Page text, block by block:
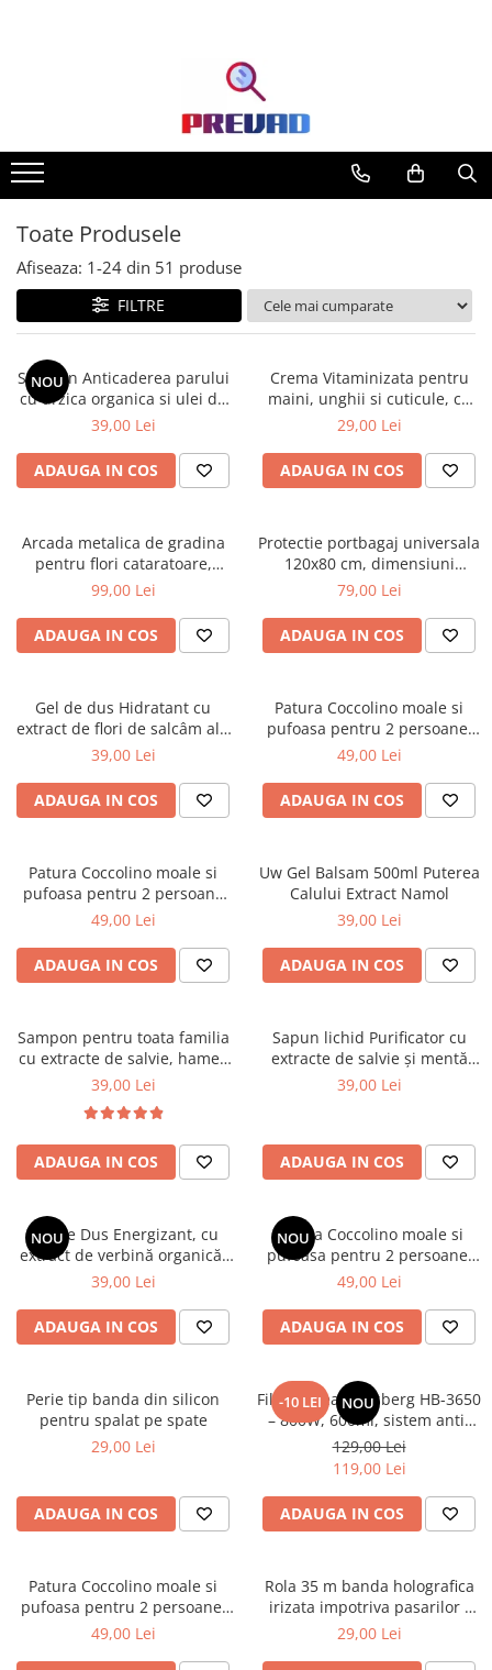
Toate Produsele
Afiseaza: 1-24 din 51 produse
FILTRE
NOU
Sampon Anticaderea parului
cu urzica organica si ulei de
ricin Cosmeplant, 1000 ml
39,00 Lei
ADAUGA IN COS
Crema Vitaminizata pentru
maini, unghii si cuticule, cu
extracte de fructe de padure
29,00 Lei
ADAUGA IN COS
Arcada metalica de gradina
pentru flori cataratoare,
240x140x38 cm
99,00 Lei
ADAUGA IN COS
Protectie portbagaj universala
120x80 cm, dimensiuni
ajustabile, negru
79,00 Lei
ADAUGA IN COS
Gel de dus Hidratant cu
extract de flori de salcâm alb
organic Cosmeplant, 1000 ml
39,00 Lei
ADAUGA IN COS
Patura Coccolino moale si
pufoasa pentru 2 persoane,
200X230 cm, Verde
49,00 Lei
ADAUGA IN COS
Patura Coccolino moale si
pufoasa pentru 2 persoane
200X230 cm Bej
49,00 Lei
ADAUGA IN COS
Uw Gel Balsam 500ml Puterea
Calului Extract Namol
39,00 Lei
ADAUGA IN COS
Sampon pentru toata familia
cu extracte de salvie, hamei,
nuca, romanita, lavanda,
Cosmeplant, 1000 ml
39,00 Lei
ADAUGA IN COS
Sapun lichid Purificator cu
extracte de salvie și mentă
organice, 1000 ml
39,00 Lei
ADAUGA IN COS
NOU
Gel de Dus Energizant, cu
extract de verbină organică,
1000 ml
39,00 Lei
ADAUGA IN COS
NOU
Patura Coccolino moale si
pufoasa pentru 2 persoane,
200X230 cm, Maro deschis
49,00 Lei
ADAUGA IN COS
Perie tip banda din silicon
pentru spalat pe spate
29,00 Lei
ADAUGA IN COS
-10 LEI NOU
Filtru cafea Hausberg HB-3650
– 800W, 600ml, sistem anti-
picurare, negru
129,00 Lei
119,00 Lei
ADAUGA IN COS
Patura Coccolino moale si
pufoasa pentru 2 persoane,
200X230 cm, Grena
49,00 Lei
Rola 35 m banda holografica
irizata impotriva pasarilor -
porumbei, grauri, vrabii
29,00 Lei